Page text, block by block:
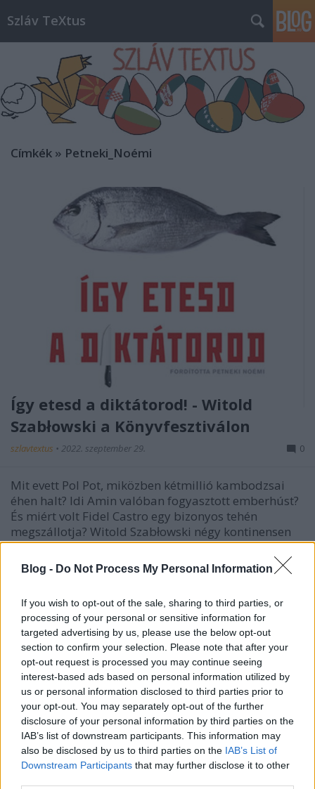
Blog - Do Not Process My Personal Information
If you wish to opt-out of the sale, sharing to third parties, or
processing of your personal or sensitive information for
targeted advertising by us, please use the below opt-out
section to confirm your selection. Please note that after your
opt-out request is processed you may continue seeing
interest-based ads based on personal information utilized by
us or personal information disclosed to third parties prior to
your opt-out. You may separately opt-out of the further
disclosure of your personal information by third parties on the
IAB’s list of downstream participants. This information may
also be disclosed by us to third parties on the IAB’s List of
Downstream Participants that may further disclose it to other
Szláv TeXtus
Címkék » Petneki_Noémi
Így etesd a diktátorod! - Witold
Szabłowski a Könyvfesztiválon
szlavtextus • 2022. szeptember 29. 0
Mit evett Pol Pot, miközben kétmillió kambodzsai
éhen halt? Idi Amin valóban fogyasztott emberhúst?
És miért volt Fidel Castro egy bizonyos tehén
megszállotja? Witold Szabłowski négy kontinensen
keresztül, az ókori Babilon iraki romjaitól Kenya
szavannáin, Albánián és Kubán át a kambodzsai
őserdőig…